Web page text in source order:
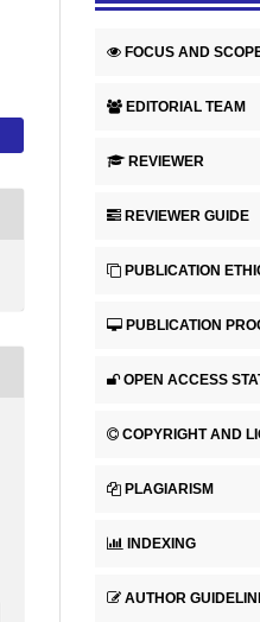
FOCUS AND
EDITORIAL TEAM
REVIEWER
REVIEWER GUIDE
PUBLICATION
PUBLICATION
OPEN ACCESS
COPYRIGHT AND
PLAGIARISM
INDEXING
AUTHOR